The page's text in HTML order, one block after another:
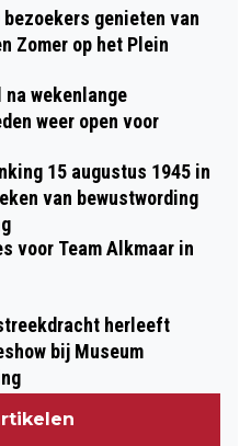
VRIJDAG 14 T/M
STROOM
bezoekers genieten van
Zomer op het Plein
wekenlange
weer open voor
15 augustus 1945 in
van bewustwording
voor Team Alkmaar in
herleeft
bij Museum